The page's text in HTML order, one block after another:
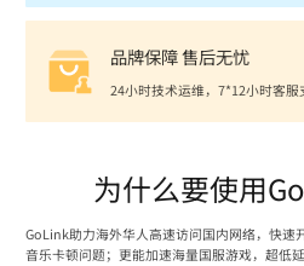
品牌保障 售后无忧
24小时技术运维，7*12小时客服
为什么要使用
GoLink助力海外华人高速访问国内网络，快速
音乐卡顿问题；更能加速海量国服游戏，超低